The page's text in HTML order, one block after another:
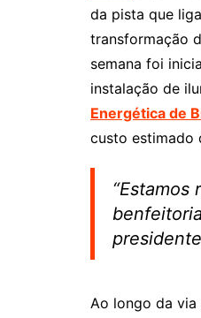
da pista que
transformação
semana foi
instalação de
Energética de
custo estimado
Ao longo da